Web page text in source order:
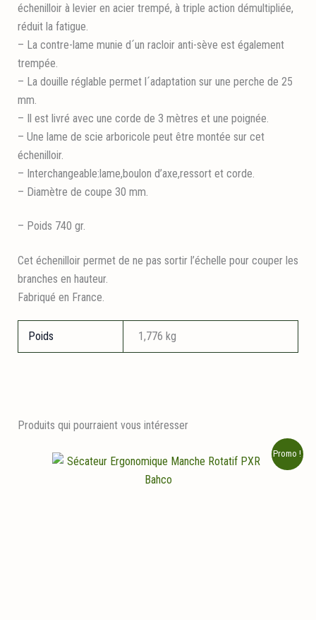
échenilloir à levier en acier trempé, à triple action démultipliée,
réduit la fatigue.
– La contre-lame munie d´un racloir anti-sève est également
trempée.
– La douille réglable permet l´adaptation sur une perche de 25
mm.
– Il est livré avec une corde de 3 mètres et une poignée.
– Une lame de scie arboricole peut être montée sur cet
échenilloir.
– Interchangeable:lame,boulon d’axe,ressort et corde.
– Diamètre de coupe 30 mm.
– Poids 740 gr.
Cet échenilloir permet de ne pas sortir l’échelle pour couper les
branches en hauteur.
Fabriqué en France.
Poids 1,776 kg
Produits qui pourraient vous intéresser
Promo !